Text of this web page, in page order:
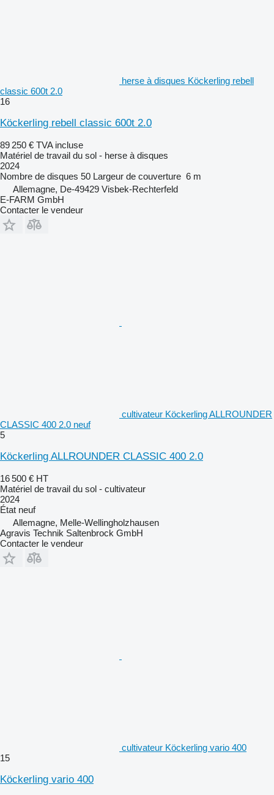
herse à disques Köckerling rebell
classic 600t 2.0
16
Köckerling rebell classic 600t 2.0
89 250 € TVA incluse
Matériel de travail du sol - herse à disques
2024
Nombre de disques 50 Largeur de couverture 6 m
Allemagne, De-49429 Visbek-Rechterfeld
E-FARM GmbH
Contacter le vendeur
cultivateur Köckerling ALLROUNDER
CLASSIC 400 2.0 neuf
5
Köckerling ALLROUNDER CLASSIC 400 2.0
16 500 € HT
Matériel de travail du sol - cultivateur
2024
État neuf
Allemagne, Melle-Wellingholzhausen
Agravis Technik Saltenbrock GmbH
Contacter le vendeur
cultivateur Köckerling vario 400
15
Köckerling vario 400